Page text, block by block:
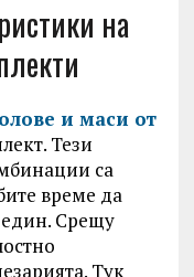
на
и маси от
Тези
са
време да
Срещу
Тук